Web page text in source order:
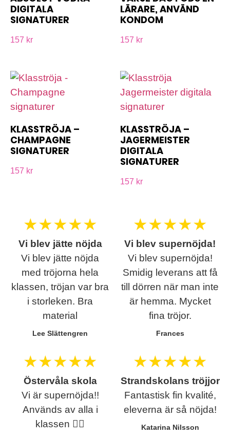
DIGITALA
SIGNATURER
157 kr
LÄRARE, ANVÄND
KONDOM
157 kr
KLASSTRÖJA –
CHAMPAGNE
SIGNATURER
157 kr
KLASSTRÖJA –
JAGERMEISTER
DIGITALA
SIGNATURER
157 kr
★★★★★
Vi blev jätte nöjda
Vi blev jätte nöjda
med tröjorna hela
klassen, tröjan var bra
i storleken. Bra
material
Lee Slättengren
★★★★★
Vi blev supernöjda!
Vi blev supernöjda!
Smidig leverans att få
till dörren när man inte
är hemma. Mycket
fina tröjor.
Frances
★★★★★
Östervåla skola
Vi är supernöjda!!
Används av alla i
klassen ❤️‍🔥
★★★★★
Strandskolans tröjjor
Fantastisk fin kvalité,
eleverna är så nöjda!
Katarina Nilsson